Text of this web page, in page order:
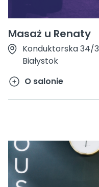
Masaż u Renaty
Konduktorska 34/3
Białystok
O salonie